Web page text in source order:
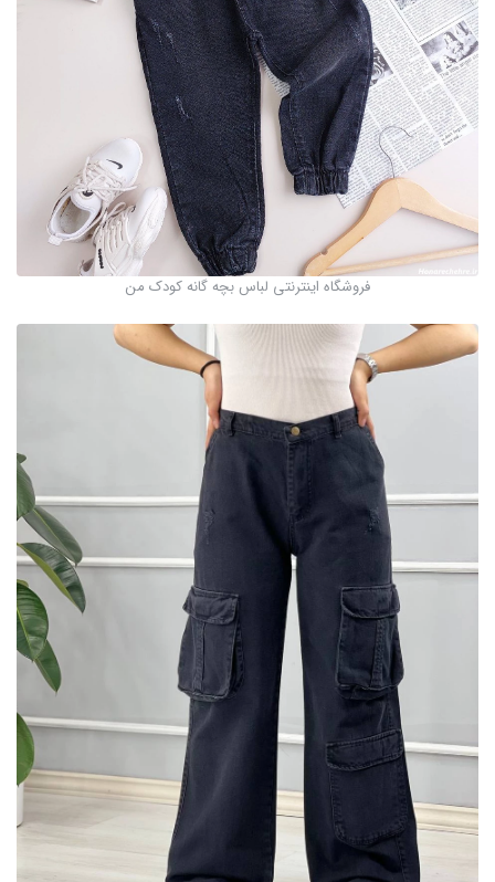
فروشگاه اینترنتی لباس بچه گانه کودک من